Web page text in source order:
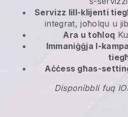
Servizz lill-klijenti
integrat, joħolqu u
Ara u toħloq
Immaniġġja l-
Aċċess għas-
Disponibbli fuq